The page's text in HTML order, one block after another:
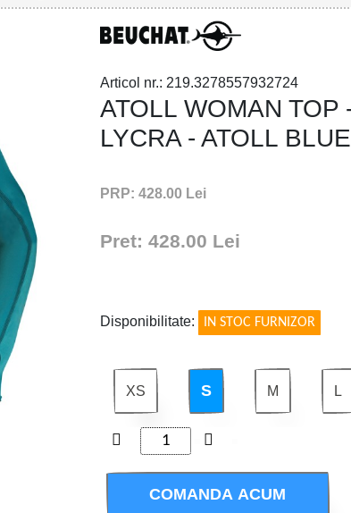
Articol nr.: 219.3278557932724
ATOLL WOMAN
LYCRA - ATOLL BLUE
PRP: 428.00 Lei
Pret: 428.00 Lei
Disponibilitate: IN STOC FURNIZOR
XS S M L
COMANDA ACUM